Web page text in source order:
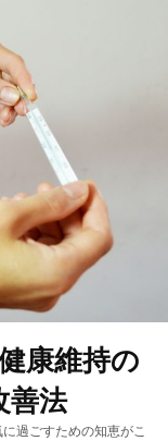
康維持の
善法
過ごすための知恵がこ